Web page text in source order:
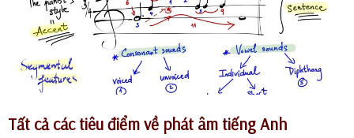
Tất cả các tiêu điểm về phát âm tiếng Anh